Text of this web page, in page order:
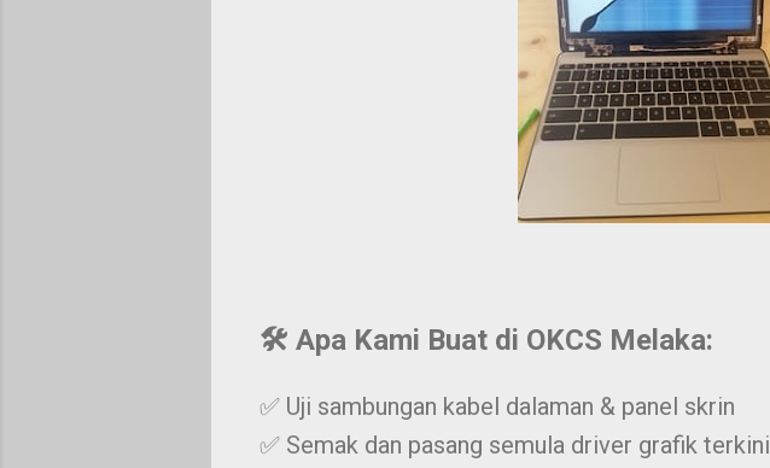
🛠️ Apa Kami Buat di OKCS Melaka:
✅ Uji sambungan kabel dalaman & panel skrin
✅ Semak dan pasang semula driver grafik terkini